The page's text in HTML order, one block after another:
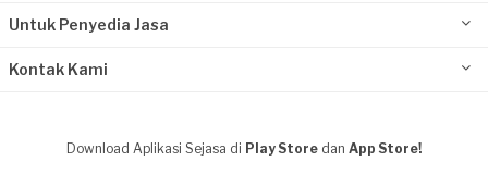
Untuk Penyedia Jasa
Kontak Kami
Download Aplikasi Sejasa di Play Store dan App Store!